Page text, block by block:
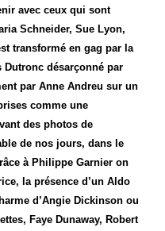
avec ceux qui sont
Schneider, Sue Lyon,
transformé en gag par la
Dutronc désarçonné par
par Anne Andreu sur un
comme une
des photos de
de nos jours, dans le
à Philippe Garnier on
la présence d’un Aldo
d’Angie Dickinson ou
Faye Dunaway, Robert